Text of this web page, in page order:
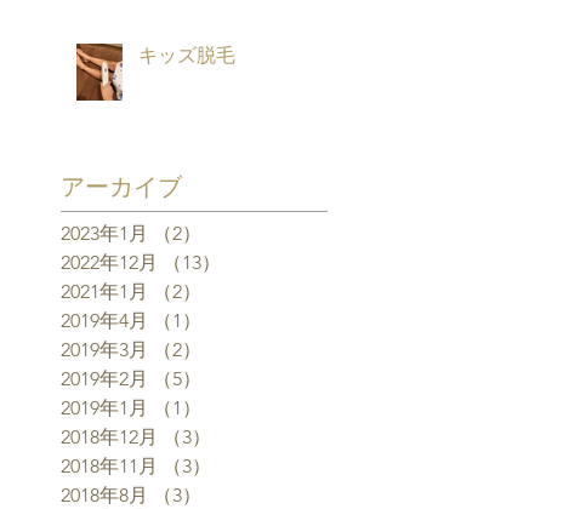
キッズ脱毛
アーカイブ
2023年1月 （2）
2022年12月
（13）
2021年1月
（2）
2019年4月
（1）
2019年3月
（2）
2019年2月
（5）
2019年1月
（1）
2018年12月
（3）
2018年11月
（3）
2018年8月
（3）